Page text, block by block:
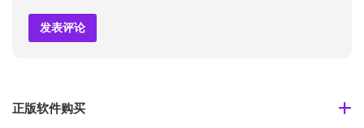
正版软件购买